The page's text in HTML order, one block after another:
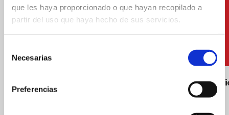
que les haya proporcionado o que hayan recopilado a
partir del uso que haya hecho de sus servicios.
Necesarias
Preferencias